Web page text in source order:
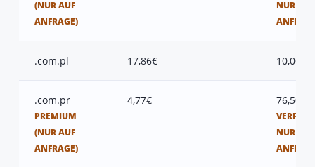
(NUR AUF
ANFRAGE)
NUR AUF
.com.pl 17,86€ 10,00€
.com.pr
PREMIUM
(NUR AUF
ANFRAGE)
4,77€ 76,50€
NUR AUF